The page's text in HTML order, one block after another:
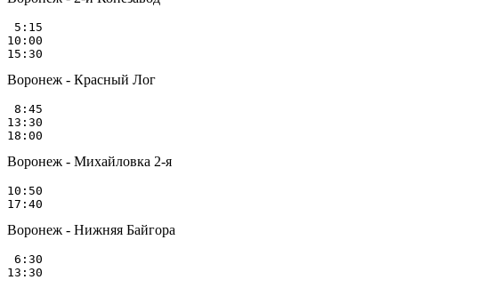
5:15
10:00
Воронеж - Красный Лог
8:45
13:30
Воронеж - Михайловка 2-я
10:50
Воронеж - Нижняя Байгора
6:30